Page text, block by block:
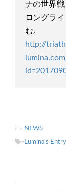
ナの世界
ロングラ
む。
http://
- NEWS
- Lumina's Entry